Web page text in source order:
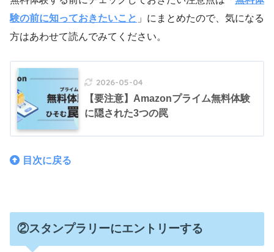
験の前に知っておきたいこと 」にまとめたので、気になる
方はあわせて読んでみてください。
2026-05-04
【要注意】Amazonプライム無料体験
に隠された3つの罠
目次に戻る
②スタンプラリーにエントリーする